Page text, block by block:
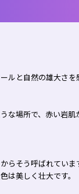
ルと自然の雄大さを
な場所で、赤い岩
らそう呼ばれていま
は美しく壮大です。